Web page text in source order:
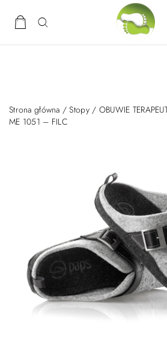
Strona główna /Stopy/ OBUWIE
ME 1051 – FILC